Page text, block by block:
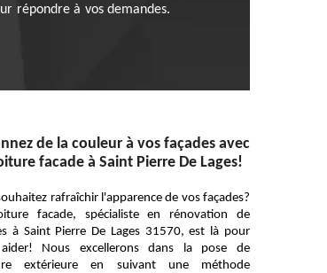
répondre à vos demandes.
de la couleur à vos façades avec
facade à Saint Pierre De Lages!
rafraîchir l'apparence de vos façades?
facade, spécialiste en rénovation de
à Saint Pierre De Lages 31570, est là pour
Nous excellerons dans la pose de
extérieure en suivant une méthode